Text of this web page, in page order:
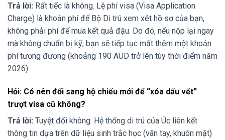
Trả lời: Rất tiếc là không. Lệ phí visa (Visa Application
Charge) là khoản phí để Bộ Di trú xem xét hồ sơ của bạn,
không phải phí để mua kết quả đậu. Do đó, nếu nộp lại ngay
mà không chuẩn bị kỹ, bạn sẽ tiếp tục mất thêm một khoản
phí tương đương (khoảng 190 AUD trở lên tùy thời điểm năm
2026).
Hỏi: Có nên đổi sang hộ chiếu mới để “xóa dấu vết”
trượt visa cũ không?
Trả lời: Tuyệt đối không. Hệ thống di trú của Úc liên kết
thông tin dựa trên dữ liệu sinh trắc học (vân tay, khuôn mặt)